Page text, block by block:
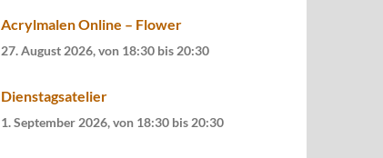
Acrylmalen Online – Flower
27. August 2026, von 18:30 bis 20:30
Dienstagsatelier
1. September 2026, von 18:30 bis 20:30